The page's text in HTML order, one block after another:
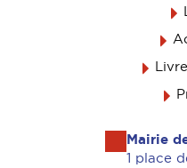
Mairie
1 place